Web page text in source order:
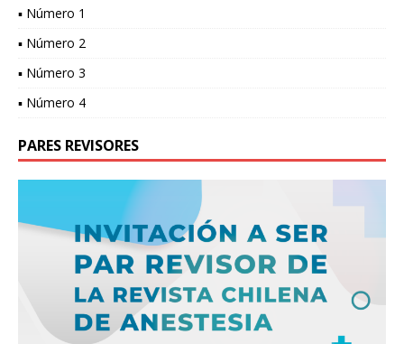
▪ Número 1
▪ Número 2
▪ Número 3
▪ Número 4
PARES REVISORES